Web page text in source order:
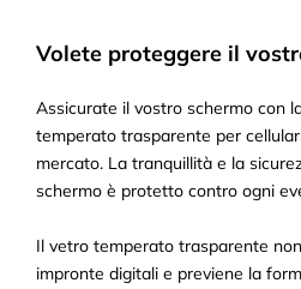
Volete proteggere il
Assicurate il vostro schermo con
temperato trasparente per
mercato. La tranquillità e la
schermo è protetto contro ogni
Il vetro temperato trasparente
impronte digitali e previene la